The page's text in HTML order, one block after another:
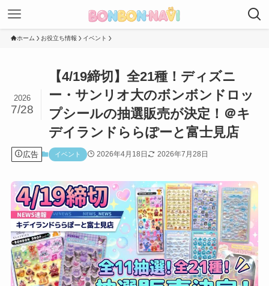
ホーム お役立ち情報 イベント
【4/19締切】全21種！ディズニ
ー・サンリオ大のボンボンドロッ
プシールの抽選販売が決定！＠キ
デイランドららぽーと富士見店
2026
7/28
広告 イベント 2026年4月18日 2026年7月28日